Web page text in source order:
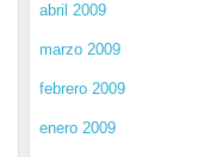
abril 2009
marzo 2009
febrero 2009
enero 2009